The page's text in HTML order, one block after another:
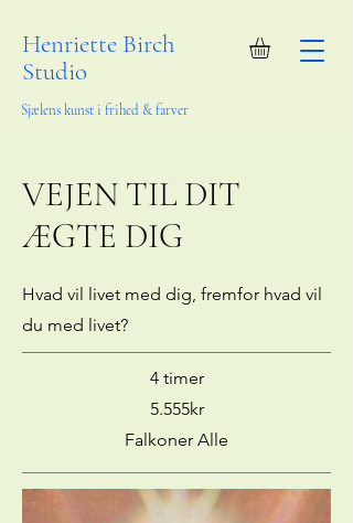
Henriette Birch
Studio
Sjælens kunst i frihed & farver
VEJEN TIL DIT
ÆGTE DIG
Hvad vil livet med dig, fremfor hvad vil
du med livet?
4 timer
5.555kr
Falkoner Alle